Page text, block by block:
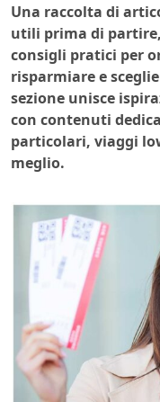
Una raccolta di
utili prima di
consigli pratici per
risparmiare e
sezione unisce
con contenuti
particolari, viaggi
meglio.